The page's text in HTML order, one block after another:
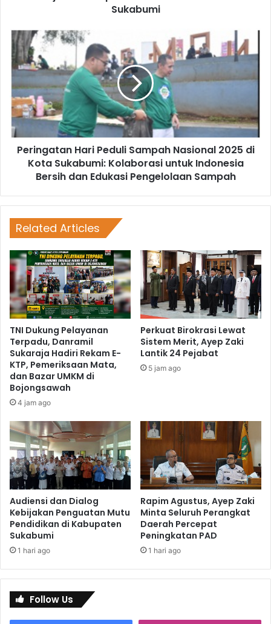
Sukabumi
Peringatan Hari Peduli Sampah Nasional 2025 di
Kota Sukabumi: Kolaborasi untuk Indonesia
Bersih dan Edukasi Pengelolaan Sampah
Related Articles
TNI Dukung Pelayanan
Terpadu, Danramil
Sukaraja Hadiri Rekam E-
KTP, Pemeriksaan Mata,
dan Bazar UMKM di
Bojongsawah
4 jam ago
Perkuat Birokrasi Lewat
Sistem Merit, Ayep Zaki
Lantik 24 Pejabat
5 jam ago
Audiensi dan Dialog
Kebijakan Penguatan Mutu
Pendidikan di Kabupaten
Sukabumi
1 hari ago
Rapim Agustus, Ayep Zaki
Minta Seluruh Perangkat
Daerah Percepat
Peningkatan PAD
1 hari ago
Follow Us